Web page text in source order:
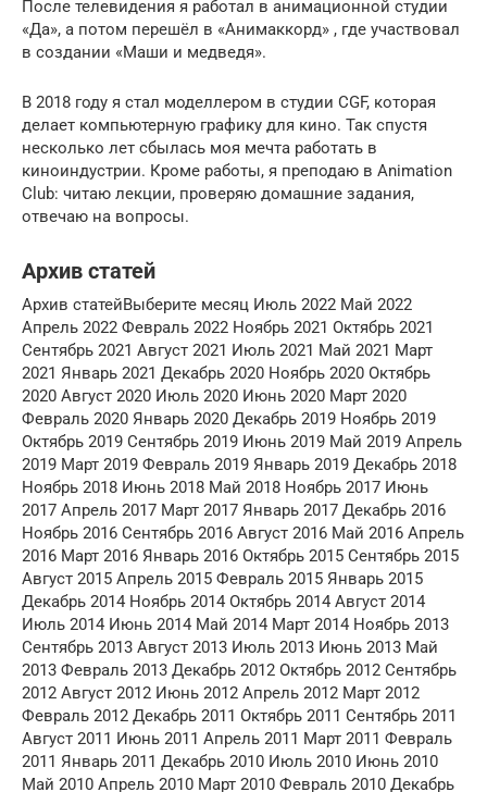
После телевидения я работал в анимационной студии
«Да», а потом перешёл в «Анимаккорд» , где участвовал
в создании «Маши и медведя».
В 2018 году я стал моделлером в студии CGF, которая
делает компьютерную графику для кино. Так спустя
несколько лет сбылась моя мечта работать в
киноиндустрии. Кроме работы, я преподаю в Animation
Club: читаю лекции, проверяю домашние задания,
отвечаю на вопросы.
Архив статей
Архив статейВыберите месяц Июль 2022 Май 2022
Апрель 2022 Февраль 2022 Ноябрь 2021 Октябрь 2021
Сентябрь 2021 Август 2021 Июль 2021 Май 2021 Март
2021 Январь 2021 Декабрь 2020 Ноябрь 2020 Октябрь
2020 Август 2020 Июль 2020 Июнь 2020 Март 2020
Февраль 2020 Январь 2020 Декабрь 2019 Ноябрь 2019
Октябрь 2019 Сентябрь 2019 Июнь 2019 Май 2019 Апрель
2019 Март 2019 Февраль 2019 Январь 2019 Декабрь 2018
Ноябрь 2018 Июнь 2018 Май 2018 Ноябрь 2017 Июнь
2017 Апрель 2017 Март 2017 Январь 2017 Декабрь 2016
Ноябрь 2016 Сентябрь 2016 Август 2016 Май 2016 Апрель
2016 Март 2016 Январь 2016 Октябрь 2015 Сентябрь 2015
Август 2015 Апрель 2015 Февраль 2015 Январь 2015
Декабрь 2014 Ноябрь 2014 Октябрь 2014 Август 2014
Июль 2014 Июнь 2014 Май 2014 Март 2014 Ноябрь 2013
Сентябрь 2013 Август 2013 Июль 2013 Июнь 2013 Май
2013 Февраль 2013 Декабрь 2012 Октябрь 2012 Сентябрь
2012 Август 2012 Июнь 2012 Апрель 2012 Март 2012
Февраль 2012 Декабрь 2011 Октябрь 2011 Сентябрь 2011
Август 2011 Июнь 2011 Апрель 2011 Март 2011 Февраль
2011 Январь 2011 Декабрь 2010 Июль 2010 Июнь 2010
Май 2010 Апрель 2010 Март 2010 Февраль 2010 Декабрь